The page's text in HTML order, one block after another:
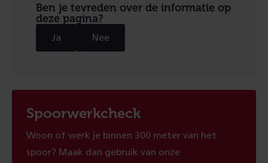
Ben je tevreden over de informatie op
deze pagina?
Ja Nee
Spoorwerkcheck
Woon of werk je binnen 300 meter van het
spoor? Maak dan gebruik van onze